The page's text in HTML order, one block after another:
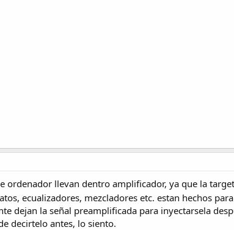
ordenador llevan dentro amplificador, ya que la
ecualizadores, mezcladores etc. estan hechos
dejan la señal preamplificada para inyectarsela
decirtelo antes, lo siento.